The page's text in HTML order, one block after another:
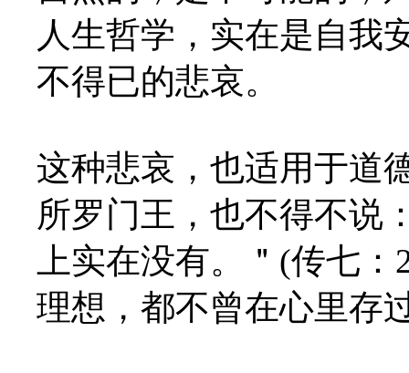
人生哲学，实在是自我
不得已的悲哀。
这种悲哀，也适用于道
所罗门王，也不得不说
上实在没有。＂(传七
理想，都不曾在心里存